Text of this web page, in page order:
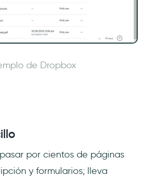
de Dropbox
por cientos de páginas
y formularios; lleva